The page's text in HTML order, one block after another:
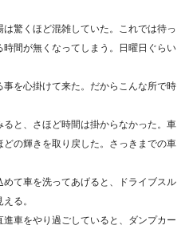
驚くほど混雑していた。これでは待っ
間が無くなってしまう。日曜日ぐらい
を心掛けて来た。だからこんな所で時
と、さほど時間は掛からなかった。車
の輝きを取り戻した。さっきまでの車
て車を洗ってあげると、ドライブスル
る。
車をやり過ごしていると、ダンプカー